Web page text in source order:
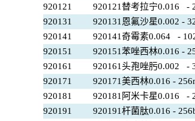
920121
920121替考拉宁0.016 -
920131
920131恩氟沙星0.002 -
920141
920141奇霉素0.064 -
920151
920151苯唑西林0.016 -
920161
920161头孢唑肟0.002 -
920171
920171美西林0.016 -
920181
920181阿米卡星0.016 -
920191
920191杆菌肽0.016 -